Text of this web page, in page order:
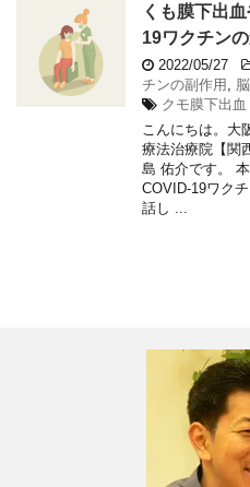
くも膜下出
19ワクチン
2022/05/27
チンの副作用
クモ膜下出血
こんにちは。大
療法治療院【関
島 佑介です。
COVID-19ワク
話し ...